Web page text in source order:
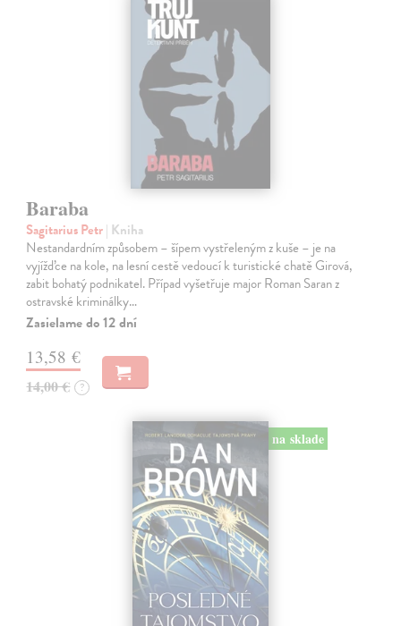
Baraba
Sagitarius Petr| Kniha
Nestandardním způsobem – šípem vystřeleným z kuše – je na
vyjížďce na kole, na lesní cestě vedoucí k turistické chatě Girová,
zabit bohatý podnikatel. Případ vyšetřuje major Roman Saran z
ostravské kriminálky…
Zasielame do 12 dní
13,58 €
14,00 € ?
na sklade